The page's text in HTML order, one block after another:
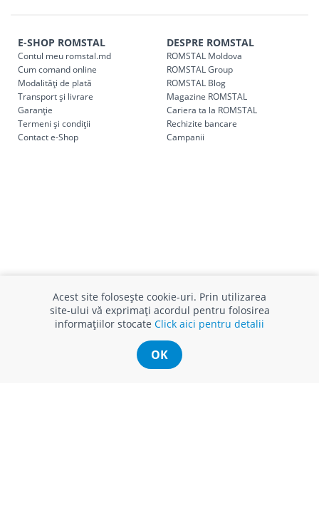
E-SHOP ROMSTAL
Contul meu romstal.md
Cum comand online
Modalități de plată
Transport și livrare
Garanție
Termeni și condiții
Contact e-Shop
DESPRE ROMSTAL
ROMSTAL Moldova
ROMSTAL Group
ROMSTAL Blog
Magazine ROMSTAL
Cariera ta la ROMSTAL
Rechizite bancare
Campanii
Acest site folosește cookie-uri. Prin utilizarea
site-ului vă exprimați acordul pentru folosirea
informațiilor stocate Click aici pentru detalii
OK